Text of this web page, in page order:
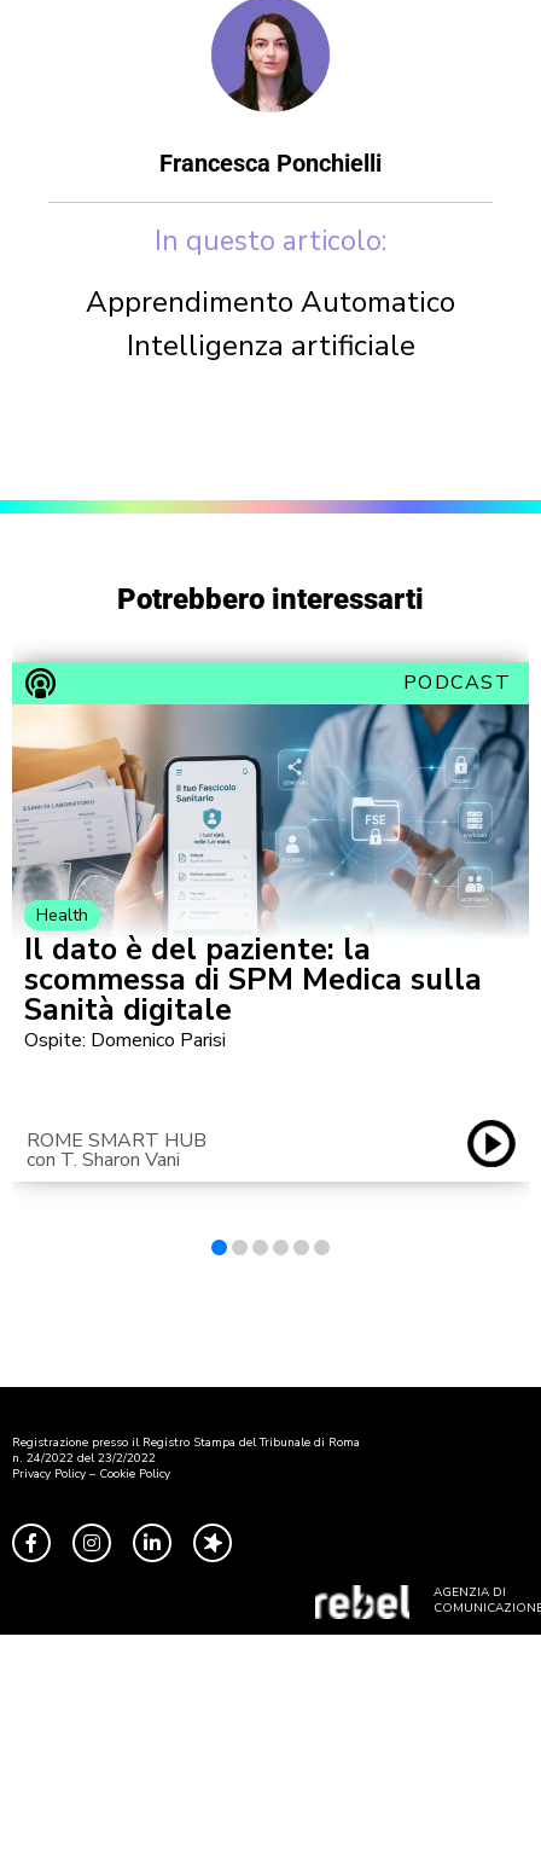
Francesca Ponchielli
In questo articolo:
Apprendimento Automatico
Intelligenza artificiale
Potrebbero interessarti
PODCAST
Health
Il dato è del paziente: la
scommessa di SPM Medica sulla
Sanità digitale
Ospite: Domenico Parisi
ROME SMART HUB
con T. Sharon Vani
Registrazione presso il Registro Stampa del Tribunale di Roma
n. 24/2022 del 23/2/2022
Privacy Policy – Cookie Policy
AGENZIA DI